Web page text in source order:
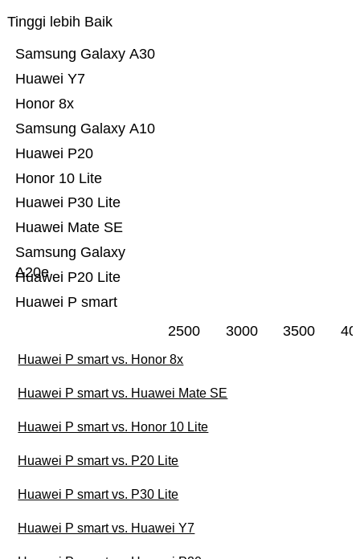
Tinggi lebih Baik
Huawei P smart
Huawei P20 Lite
Samsung Galaxy
A20e
Huawei Mate SE
Huawei P30 Lite
Honor 10 Lite
Huawei P20
Samsung Galaxy A10
Honor 8x
Huawei Y7
Samsung Galaxy A30
2500 3000 3500
Huawei P smart vs. Honor 8x
Huawei P smart vs. Huawei Mate SE
Huawei P smart vs. Honor 10 Lite
Huawei P smart vs. P20 Lite
Huawei P smart vs. P30 Lite
Huawei P smart vs. Huawei Y7